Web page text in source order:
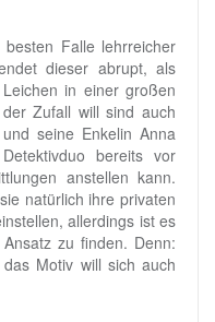
Falle lehrreicher
dieser abrupt, als
in einer großen
Zufall will sind auch
seine Enkelin Anna
bereits vor
anstellen kann.
natürlich ihre privaten
allerdings ist es
zu finden. Denn:
Motiv will sich auch